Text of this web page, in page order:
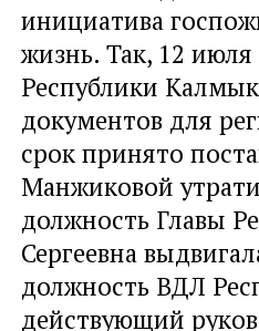
инициатива
жизнь. Так, 12
Республики
документов для
срок принято
Манжиковой
должность Главы
Сергеевна
должность ВДЛ
действующий